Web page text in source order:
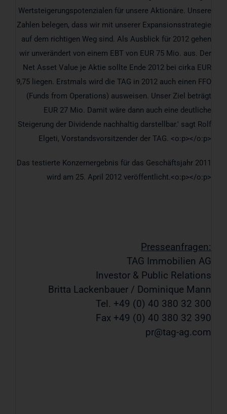
Wertsteigerungspotenzialen für unsere Aktionäre. Unsere
Zahlen belegen, dass wir mit unserer Expansionsstrategie
auf dem richtigen Weg sind. Als Ausblick für 2012 gehen
wir unverändert von einem EBT von EUR 75 Mio. aus. Der
Net Asset Value je Aktie sollte Ende 2012 bei cirka EUR
9,75 liegen. Erstmals wird die TAG in 2012 auch einen FFO
(Funds from Operations) ausweisen. Unser Ziel beträgt
EUR 27 Mio. Damit wäre dann auch eine deutliche
Steigerung der Dividende nachhaltig darstellbar.' sagt Rolf
Elgeti, Vorstandsvorsitzender der TAG. <o:p></o:p>
Das testierte Konzernergebnis für das Geschäftsjahr 2011
wird am 25. April 2012 veröffentlicht.<o:p></o:p>
Presseanfragen:
TAG Immobilien AG
Investor & Public Relations
Britta Lackenbauer / Dominique Mann
Tel. +49 (0) 40 380 32 300
Fax +49 (0) 40 380 32 390
pr@tag-ag.com